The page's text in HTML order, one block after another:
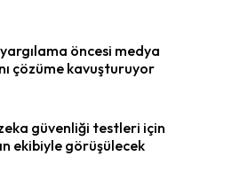
öncesi medya
çözüme kavuşturuyor
güvenliği testleri için
ekibiyle görüşülecek